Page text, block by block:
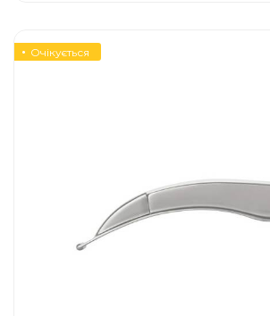
Очікується